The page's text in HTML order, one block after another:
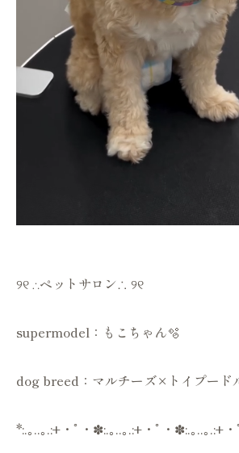
୨୧ ∴ペットサロン∴ ୨୧
supermodel：もこちゃん🫧
dog breed：マルチーズ×トイプード
*:.｡..｡.:+・ﾟ・✽:.｡..｡.:+・ﾟ・✽:.｡..｡.:+・